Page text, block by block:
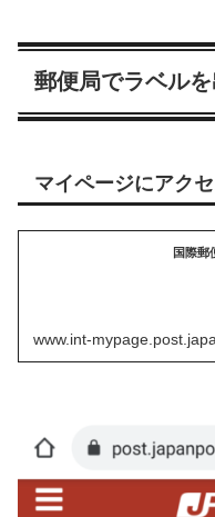
郵便局でラベル
マイページにアク
国際郵
www.int-